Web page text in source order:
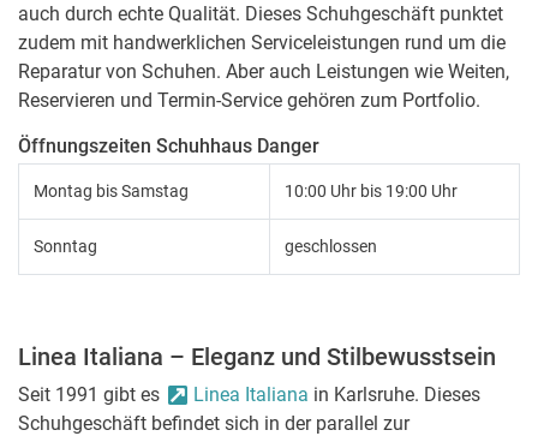
auch durch echte Qualität. Dieses Schuhgeschäft punktet
zudem mit handwerklichen Serviceleistungen rund um die
Reparatur von Schuhen. Aber auch Leistungen wie Weiten,
Reservieren und Termin-Service gehören zum Portfolio.
Öffnungszeiten Schuhhaus Danger
Montag bis Samstag 10:00 Uhr bis 19:00 Uhr
Sonntag geschlossen
Linea Italiana – Eleganz und Stilbewusstsein
Seit 1991 gibt es Linea Italiana in Karlsruhe. Dieses
Schuhgeschäft befindet sich in der parallel zur